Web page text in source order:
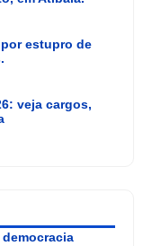
estupro de
veja cargos,
democracia